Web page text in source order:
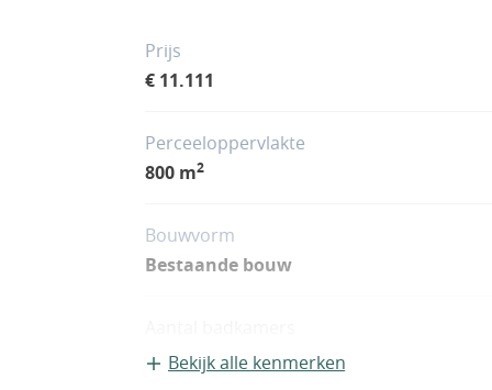
Prijs
€ 11.111
Perceeloppervlakte
800 m2
Bouwvorm
Bestaande bouw
1 Bekijk alle kenmerken